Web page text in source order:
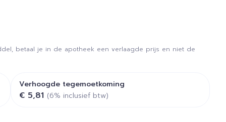
betaal je in de apotheek een verlaagde prijs en niet de
Verhoogde tegemoetkoming
€ 5,81 (6% inclusief btw)